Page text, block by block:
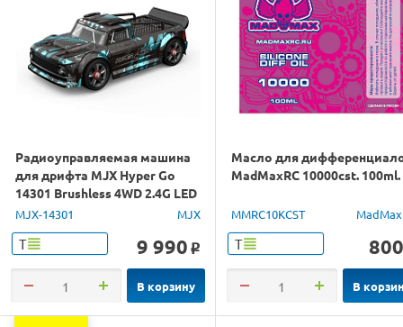
Радиоуправляемая машина
для дрифта MJX Hyper Go
14301 Brushless 4WD 2.4G LED
1/14 RTR
MJX-14301 MJX
Т 9 990 o
В корзину
Масло для
MadMaxRC 10000cst. 100ml.
MMRC10KCST
Т 800
В